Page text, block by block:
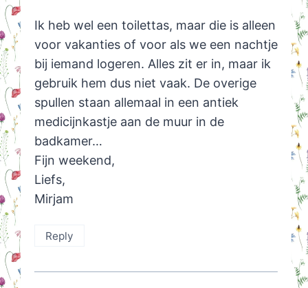
Ik heb wel een toilettas, maar die is alleen
voor vakanties of voor als we een nachtje
bij iemand logeren. Alles zit er in, maar ik
gebruik hem dus niet vaak. De overige
spullen staan allemaal in een antiek
medicijnkastje aan de muur in de
badkamer…
Fijn weekend,
Liefs,
Mirjam
Reply